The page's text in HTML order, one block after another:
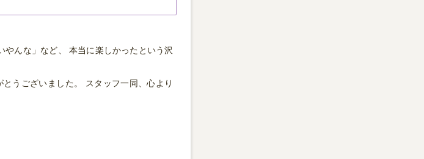
んな」など、 本当に楽しかったという沢
うございました。 スタッフ一同、心より